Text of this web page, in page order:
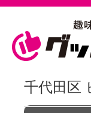
千代田区